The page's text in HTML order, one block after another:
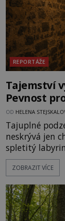
REPORTÁŽE
Tajemství
Pevnost
OD HELENA
Tajuplné
neskrývá jen
spletitý
zapomenuté
Hluboko
vyhýbá shonu
kterému se
temných
ZOBRAZIT VÍCE